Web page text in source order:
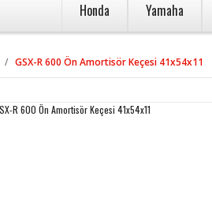
Honda Yamaha
GSX-R 600 Ön Amortisör Keçesi 41x54x11